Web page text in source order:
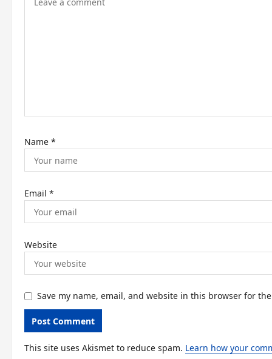
o
n
Name *
Email *
Website
Save my name, email, and website in this browser for
This site uses Akismet to reduce spam. Learn how your